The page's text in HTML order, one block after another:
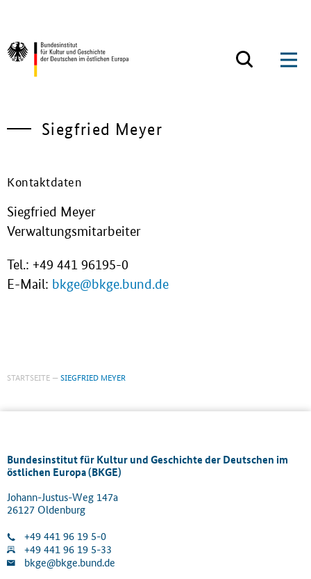
Siegfried Meyer
Kontaktdaten
Siegfried Meyer
Verwaltungsmitarbeiter
Tel.: +49 441 96195-0
E-Mail: bkge@bkge.bund.de
STARTSEITE SIEGFRIED MEYER
Bundesinstitut für Kultur und Geschichte der Deutschen im
östlichen Europa (BKGE)
Johann-Justus-Weg 147a
26127 Oldenburg
+49 441 96 19 5-0
+49 441 96 19 5-33
bkge@bkge.bund.de